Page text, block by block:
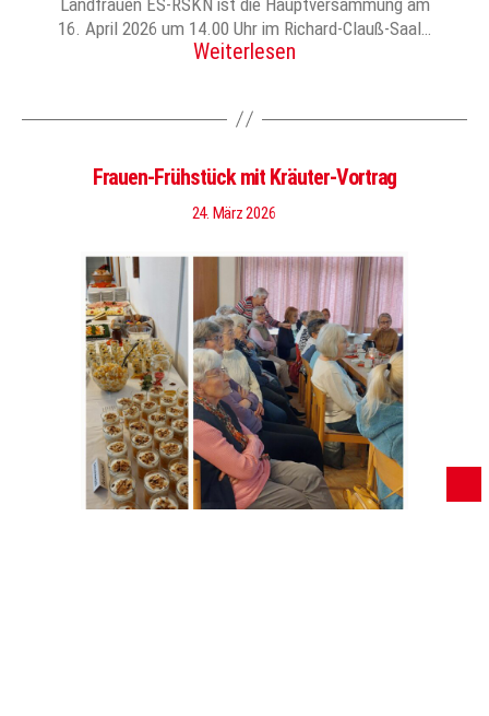
16. April 2026 um 14.00 Uhr im Richard-Clauß-Saal…
Weiterlesen
Frauen-Frühstück mit Kräuter-Vortrag
24. März 2026